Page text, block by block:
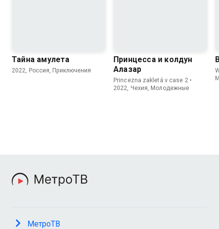
Тайна амулета
2022, Россия, Приключения
Принцесса и колдун
Алазар
Princezna zakletá v case 2 •
2022, Чехия, Молодежные
МетроТВ